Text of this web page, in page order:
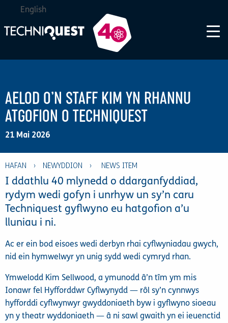
AELOD O’N STAFF KIM YN RHANNU
ATGOFION O TECHNIQUEST
21 Mai 2026
English
HAFAN › NEWYDDION ›
I ddathlu 40 mlynedd o ddarganfyddiad,
rydym wedi gofyn i unrhyw un sy’n caru
Techniquest gyflwyno eu hatgofion a’u
lluniau i ni.
Ac er ein bod eisoes wedi derbyn rhai cyflwyniadau gwych,
nid ein hymwelwyr yn unig sydd wedi cymryd rhan.
Ymwelodd Kim Sellwood, a ymunodd â’n tîm ym mis
Ionawr fel Hyfforddwr Cyflwynydd — rôl sy’n cynnwys
hyfforddi cyflwynwyr gwyddoniaeth byw i gyflwyno sioeau
yn y theatr wyddoniaeth — â ni sawl gwaith yn ei ieuenctid